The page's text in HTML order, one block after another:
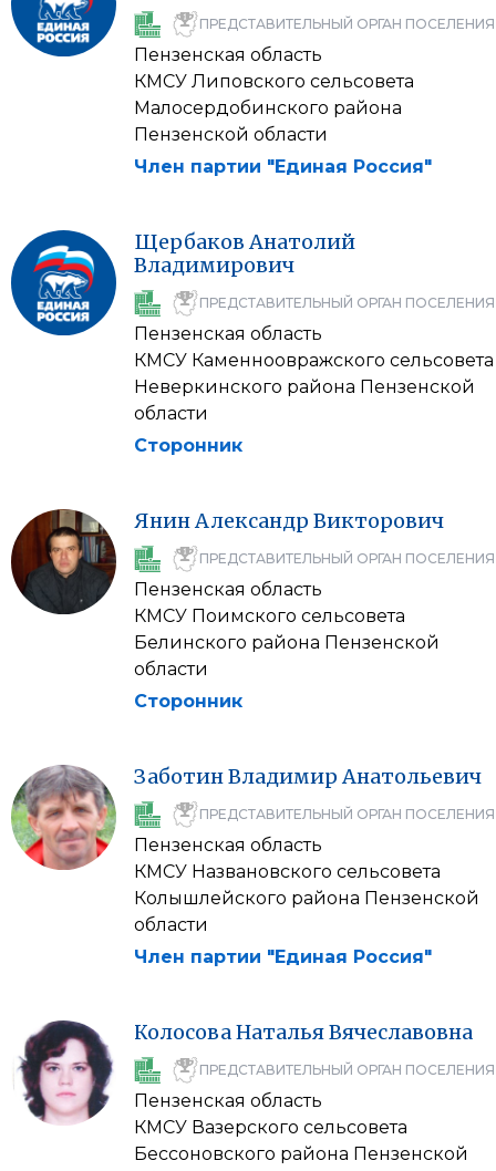
ПРЕДСТАВИТЕЛЬНЫЙ ОРГАН ПОСЕЛЕНИЯ
Пензенская область
КМСУ Липовского сельсовета
Малосердобинского района
Пензенской области
Член партии "Единая Россия"
Щербаков Анатолий
Владимирович
ПРЕДСТАВИТЕЛЬНЫЙ ОРГАН ПОСЕЛЕНИЯ
Пензенская область
КМСУ Каменноовражского сельсовета
Неверкинского района Пензенской
области
Сторонник
ЯнинАлександр Викторович
ПРЕДСТАВИТЕЛЬНЫЙ ОРГАН ПОСЕЛЕНИЯ
Пензенская область
КМСУ Поимского сельсовета
Белинского района Пензенской
области
Сторонник
ЗаботинВладимир Анатольевич
ПРЕДСТАВИТЕЛЬНЫЙ ОРГАН ПОСЕЛЕНИЯ
Пензенская область
КМСУ Названовского сельсовета
Колышлейского района Пензенской
области
Член партии "Единая Россия"
КолосоваНатальяВячеславовна
ПРЕДСТАВИТЕЛЬНЫЙ ОРГАН ПОСЕЛЕНИЯ
Пензенская область
КМСУ Вазерского сельсовета
Бессоновского района Пензенской